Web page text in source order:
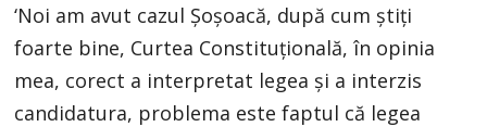
‘Noi am avut cazul Șoșoacă, după cum știți
foarte bine, Curtea Constituțională, în opinia
mea, corect a interpretat legea și a interzis
candidatura, problema este faptul că legea